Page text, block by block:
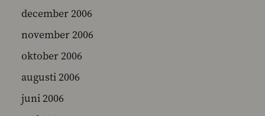
december 2006
november 2006
oktober 2006
augusti 2006
juni 2006